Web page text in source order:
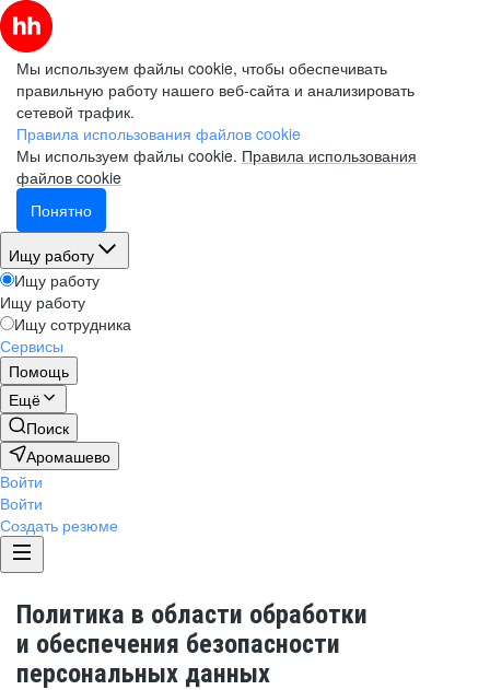
Мы используем файлы cookie, чтобы обеспечивать
правильную работу нашего веб-сайта и анализировать
сетевой трафик.
Правила использования файлов cookie
Мы используем файлы cookie. Правила использования
файлов cookie
Понятно
Ищу работу
Ищу работу
Ищу работу
Ищу сотрудника
Сервисы
Помощь
Ещё
Поиск
Аромашево
Войти
Войти
Создать резюме
Политика в области обработки
и обеспечения безопасности
персональных данных